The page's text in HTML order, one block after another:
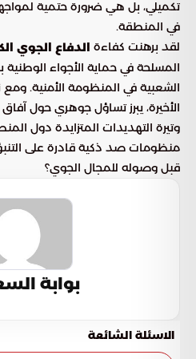
تكميلي، بل هي ضرورة حتمية
في المنطقة.
لقد برهنت كفاءة الدفاع الجوي
المسلحة في حماية الأجواء الوطنية
الشعبية في المنظومة الأمنية.
الأخيرة، يبرز تساؤل جوهري حول
وتيرة التهديدات المتزايدة دول
منظومات صد ذكية قادرة على التنبؤ
قبل وصوله للمجال الجوي؟
بوابة
الاسئلة الشائعة